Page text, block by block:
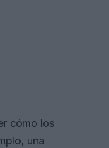
cómo los
una